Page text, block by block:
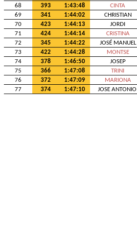
68
393 1:43:48 CINTA
69
341 1:44:02 CHRISTIAN
70
423 1:44:13 JORDI
71
424 1:44:14 CRISTINA
72
345 1:44:22 JOSÉ MANUEL
73
422 1:44:28 MONTSE
74
378 1:46:50 JOSEP
75
366 1:47:08 TRINI
76
372 1:47:09 MARIONA
77
374 1:47:10 JOSE ANTONIO